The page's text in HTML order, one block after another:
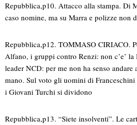
Repubblica,p10. Attacco alla stampa. Di
caso nomine, ma su Marra e polizze non
Repubblica,p12. TOMMASO CIRIACO.
Alfano, i gruppi contro Renzi: non c’e’ la
leader NCD: per me non ha senso
mano. Sul voto gli uomini di
i Giovani Turchi si dividono
Repubblica,p13. “Siete insolventi”. Le